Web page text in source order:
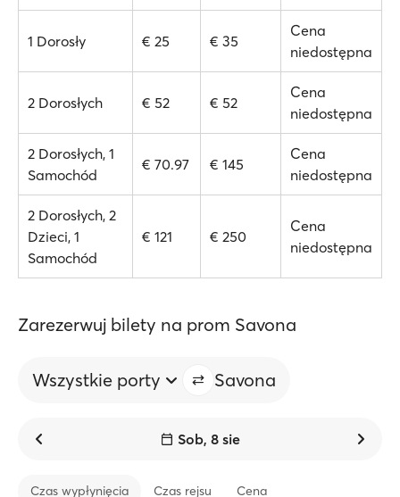
1 Dorosły € 25 € 35
Cena
niedostępna
2 Dorosłych € 52 € 52
Cena
niedostępna
2 Dorosłych, 1
Samochód
€ 70.97 € 145
Cena
niedostępna
2 Dorosłych, 2
Dzieci, 1
Samochód
€ 121 € 250
Cena
niedostępna
Zarezerwuj bilety na prom Savona
Wszystkie porty Savona
Sob, 8 sie
Czas wypłynięcia Czas rejsu Cena